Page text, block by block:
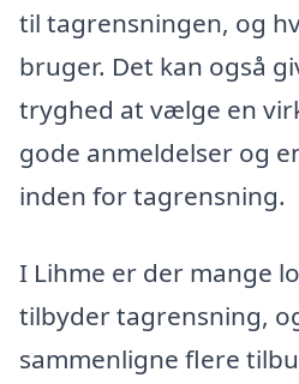
til tagrensningen, og
bruger. Det kan også
tryghed at vælge en
gode anmeldelser og
inden for tagrensning.
I Lihme er der mange
tilbyder tagrensning,
sammenligne flere